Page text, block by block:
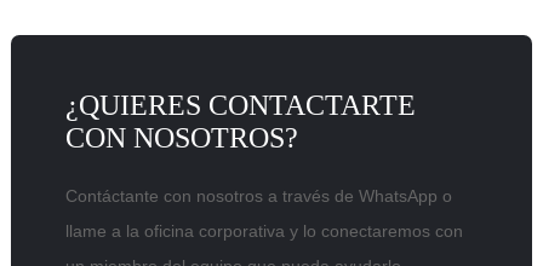
¿QUIERES CONTACTARTE
CON NOSOTROS?
Contáctante con nosotros a través de WhatsApp o
llame a la oficina corporativa y lo conectaremos con